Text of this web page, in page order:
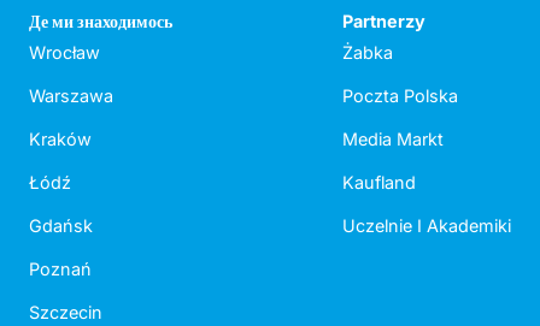
Де ми знаходимось
Wrocław
Warszawa
Kraków
Łódź
Gdańsk
Poznań
Szczecin
Partnerzy
Żabka
Poczta Polska
Media Markt
Kaufland
Uczelnie I Akademiki